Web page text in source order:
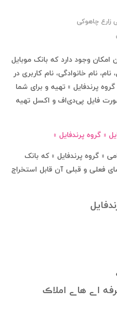
زارع چاهوکی
امکان وجود دارد که بانک موبایل
نام خانوادگی، نام کاربری در
پرندفایل » تهیه و برای شما
فایل پی‌دی‌اف و اکسل تهیه
‌« گروه پرندفایل »
‌« گروه پرندفایل » که بانک
فعلی و قبلی آن قابل استخراج
اے هاے املاڪ